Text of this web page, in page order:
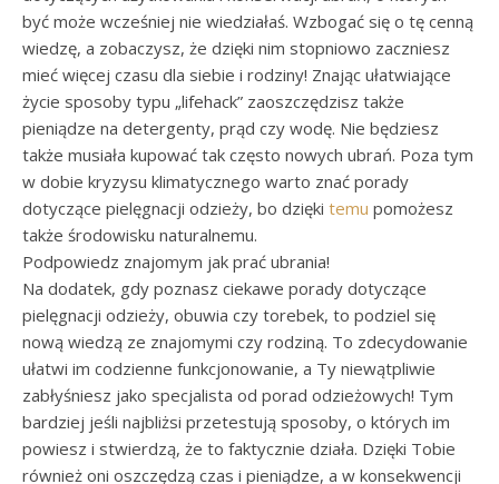
być może wcześniej nie wiedziałaś. Wzbogać się o tę cenną
wiedzę, a zobaczysz, że dzięki nim stopniowo zaczniesz
mieć więcej czasu dla siebie i rodziny! Znając ułatwiające
życie sposoby typu „lifehack” zaoszczędzisz także
pieniądze na detergenty, prąd czy wodę. Nie będziesz
także musiała kupować tak często nowych ubrań. Poza tym
w dobie kryzysu klimatycznego warto znać porady
dotyczące pielęgnacji odzieży, bo dzięki temu pomożesz
także środowisku naturalnemu.
Podpowiedz znajomym jak prać ubrania!
Na dodatek, gdy poznasz ciekawe porady dotyczące
pielęgnacji odzieży, obuwia czy torebek, to podziel się
nową wiedzą ze znajomymi czy rodziną. To zdecydowanie
ułatwi im codzienne funkcjonowanie, a Ty niewątpliwie
zabłyśniesz jako specjalista od porad odzieżowych! Tym
bardziej jeśli najbliżsi przetestują sposoby, o których im
powiesz i stwierdzą, że to faktycznie działa. Dzięki Tobie
również oni oszczędzą czas i pieniądze, a w konsekwencji